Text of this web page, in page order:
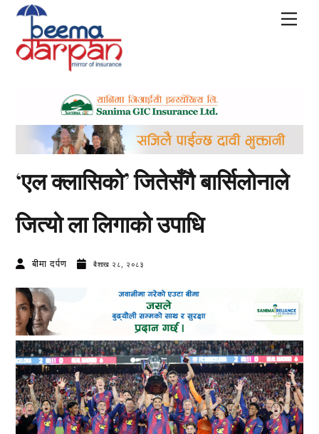
Skip
content
‘एल क्लासिको’ जितेसँगै बार्सिलोनाले
जित्याे ला लिगाकाे उपाधि
बीमा दर्पण बैशाख २८, २०८३